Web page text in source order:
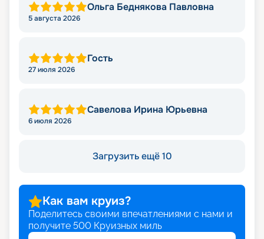
Ольга Беднякова Павловна
5 августа 2026
Гость
27 июля 2026
Савелова Ирина Юрьевна
6 июля 2026
Загрузить ещё 10
Как вам круиз?
Поделитесь своими впечатлениями с нами и
получите 500 Круизных миль